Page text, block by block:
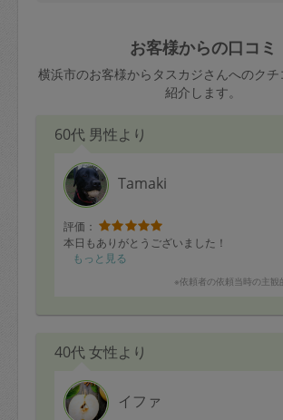
お客様からの口コミ
横浜市のお客様からタスカジさんへのク
紹介します。
60代 男性より
Tamaki
評価：
本日もありがとうございました！
もっと見る
※依頼者の依頼当時の主観
40代 女性より
イファ